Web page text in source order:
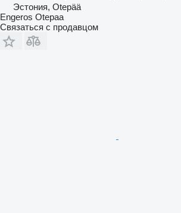
Эстония, Otepää
Engeros Otepaa
Связаться с продавцом